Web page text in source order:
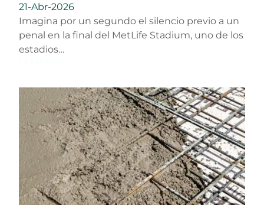
21-Abr-2026
Imagina por un segundo el silencio previo a un
penal en la final del MetLife Stadium, uno de los
estadios…